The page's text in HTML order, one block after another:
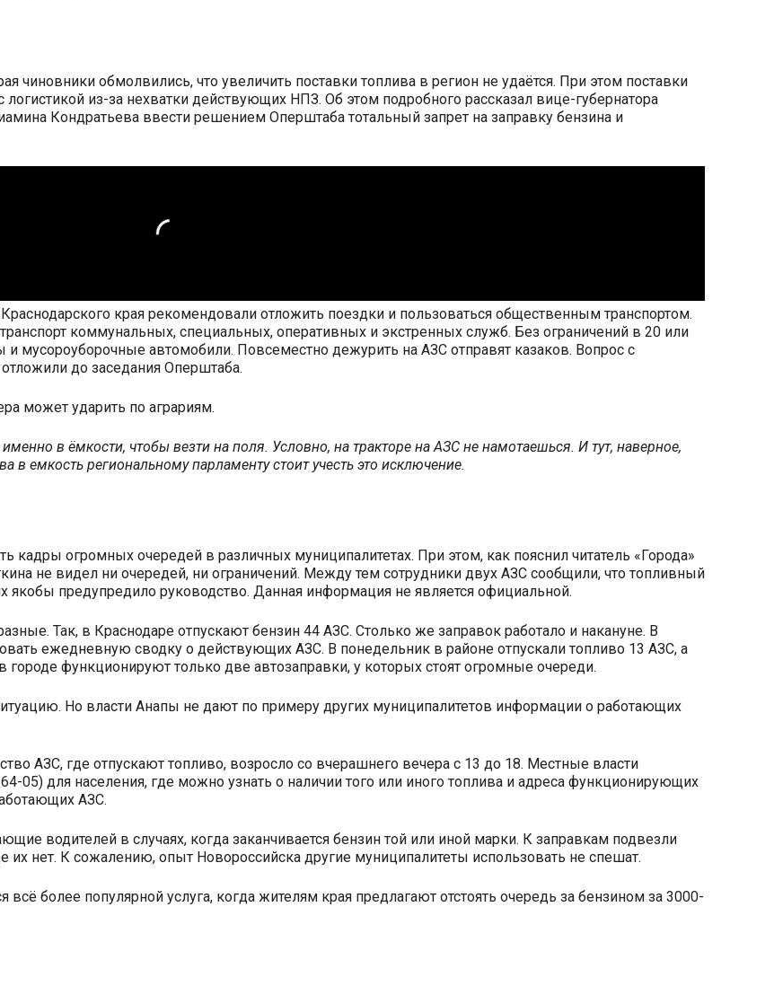
чиновники обмолвились, что увеличить поставки топлива в регион не удаётся. При этом поставки
из-за нехватки действующих НПЗ. Об этом подробного рассказал вице-губернатора
Кондратьева ввести решением Оперштаба тотальный запрет на заправку бензина и
края рекомендовали отложить поездки и пользоваться общественным транспортом.
коммунальных, специальных, оперативных и экстренных служб. Без ограничений в 20 или
мусороуборочные автомобили. Повсеместно дежурить на АЗС отправят казаков. Вопрос с
до заседания Оперштаба.
может ударить по аграриям.
в ёмкости, чтобы везти на поля. Условно, на тракторе на АЗС не намотаешься. И тут, наверное,
емкость региональному парламенту стоит учесть это исключение.
кадры огромных очередей в различных муниципалитетах. При этом, как пояснил читатель «Города»
не видел ни очередей, ни ограничений. Между тем сотрудники двух АЗС сообщили, что топливный
якобы предупредило руководство. Данная информация не является официальной.
Так, в Краснодаре отпускают бензин 44 АЗС. Столько же заправок работало и накануне. В
ежедневную сводку о действующих АЗС. В понедельник в районе отпускали топливо 13 АЗС, а
функционируют только две автозаправки, у которых стоят огромные очереди.
Но власти Анапы не дают по примеру других муниципалитетов информации о работающих
АЗС, где отпускают топливо, возросло со вчерашнего вечера с 13 до 18. Местные власти
05) для населения, где можно узнать о наличии того или иного топлива и адреса функционирующих
АЗС.
водителей в случаях, когда заканчивается бензин той или иной марки. К заправкам подвезли
их нет. К сожалению, опыт Новороссийска другие муниципалитеты использовать не спешат.
более популярной услуга, когда жителям края предлагают отстоять очередь за бензином за 3000-